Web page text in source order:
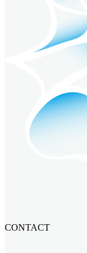
CONTACT